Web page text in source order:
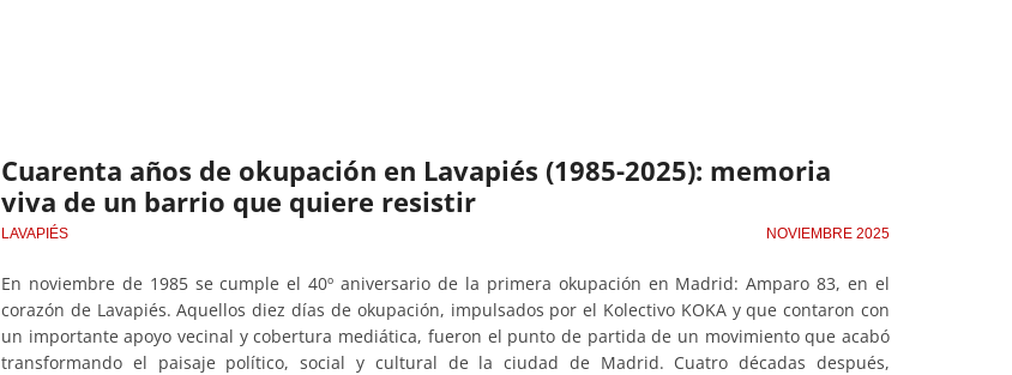
Cuarenta años de okupación en Lavapiés (1985-2025): memoria
viva de un barrio que quiere resistir
LAVAPIÉS NOVIEMBRE 2025
En noviembre de 1985 se cumple el 40º aniversario de la primera okupación en Madrid: Amparo 83, en el
corazón de Lavapiés. Aquellos diez días de okupación, impulsados por el Kolectivo KOKA y que contaron con
un importante apoyo vecinal y cobertura mediática, fueron el punto de partida de un movimiento que acabó
transformando el paisaje político, social y cultural de la ciudad de Madrid. Cuatro décadas después,